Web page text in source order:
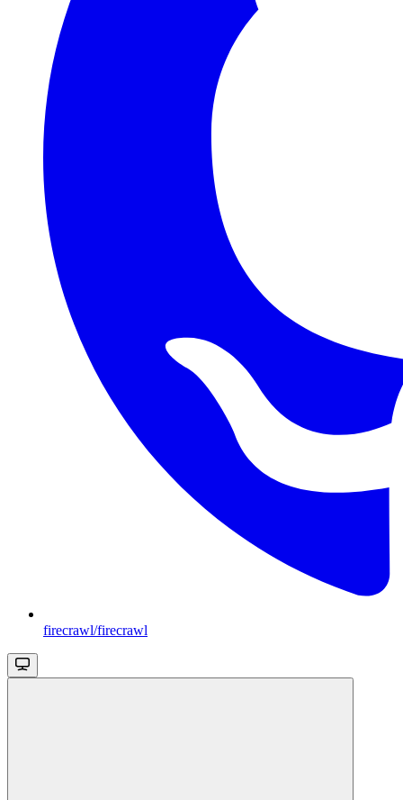
firecrawl/firecrawl